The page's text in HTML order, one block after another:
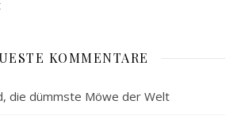
KOMMENTARE
die dümmste Möwe der Welt